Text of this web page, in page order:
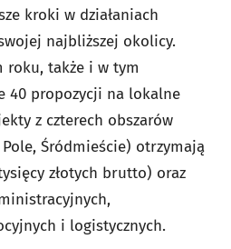
kroki w działaniach
najbliższej okolicy.
roku, także i w tym
40 propozycji na lokalne
z czterech obszarów
Śródmieście) otrzymają
złotych brutto) oraz
i logistycznych.